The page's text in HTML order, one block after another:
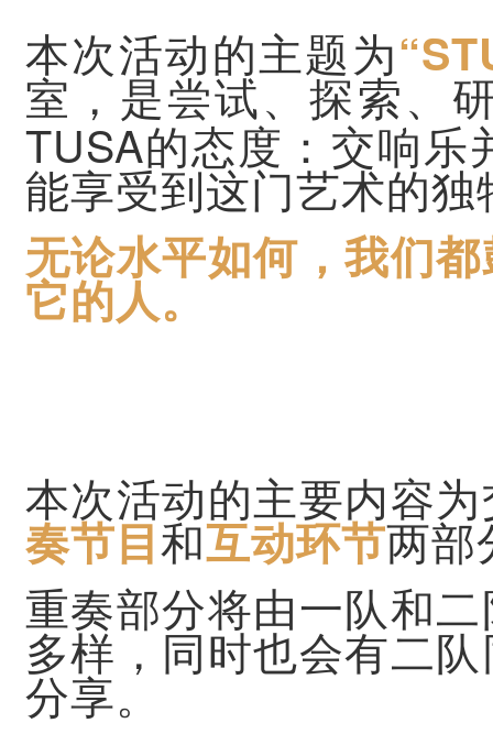
本次活动的主题为
室，是尝试、探索、
TUSA的态度：交响乐
能享受到这门艺术的独
无论水平如何，我们
它的人。
本次活动的主要内容
奏节目 和互动环节两部
重奏部分将由一队和
多样，同时也会有二
分享。